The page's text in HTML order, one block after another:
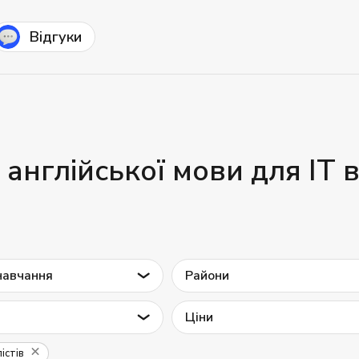
Відгуки
мови для IT в
Райони
Ціни